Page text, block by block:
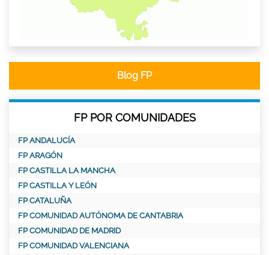
Blog FP
FP POR COMUNIDADES
FP ANDALUCÍA
FP ARAGÓN
FP CASTILLA LA MANCHA
FP CASTILLA Y LEÓN
FP CATALUÑA
FP COMUNIDAD AUTÓNOMA DE CANTABRIA
FP COMUNIDAD DE MADRID
FP COMUNIDAD VALENCIANA